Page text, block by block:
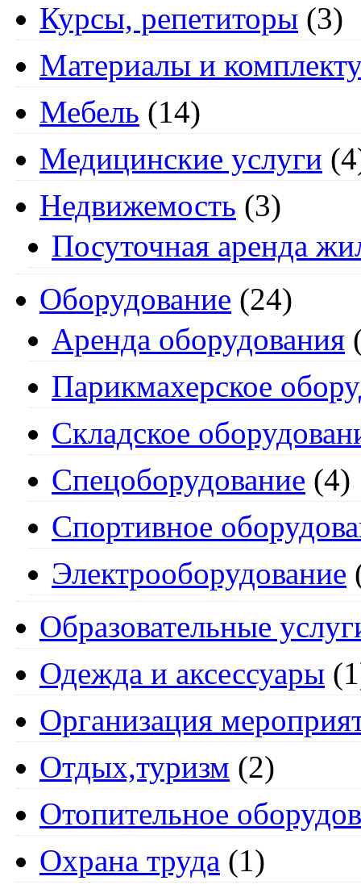
Курсы, репетиторы (3)
Материалы и
Мебель (14)
Медицинские услуги
Недвижемость (3)
Посуточная аренда
Оборудование (24)
Аренда оборудования
Парикмахерское
Складское
Спецоборудование (4)
Спортивное
Электрооборудование
Образовательные
Одежда и аксессуары
Организация
Отдых,туризм (2)
Отопительное
Охрана труда (1)